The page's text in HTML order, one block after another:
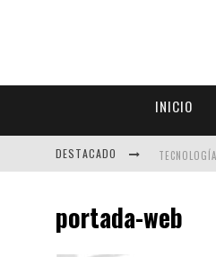
INICIO
DESTACADO
ALEXANDRA
portada-web